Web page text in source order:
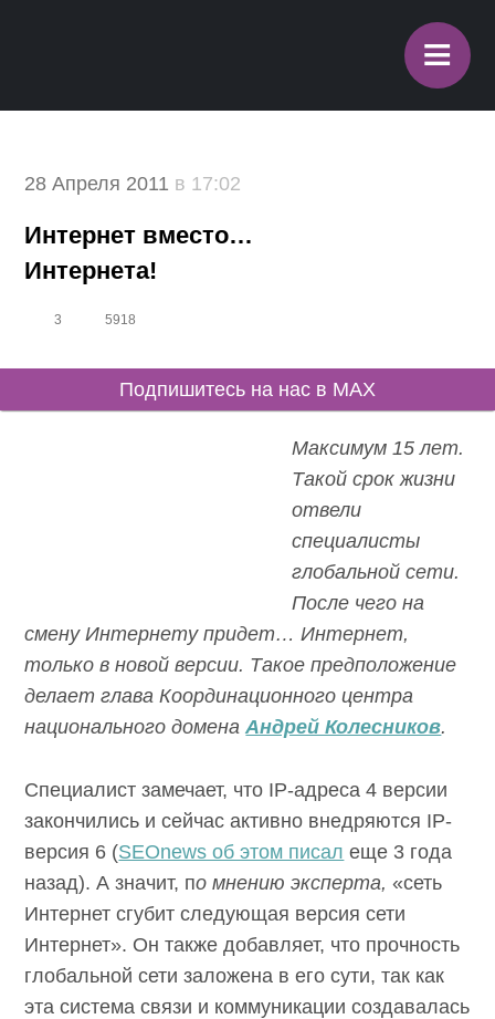
≡
28 Апреля 2011 в 17:02
Интернет вместо…
Интернета!
3 5918
Подпишитесь на нас в MAX
Максимум 15 лет.
Такой срок жизни
отвели
специалисты
глобальной сети.
После чего на
смену Интернету придет… Интернет,
только в новой версии. Такое предположение
делает глава Координационного центра
национального доменаАндрей Колесников.
Специалист замечает, что IP-адреса 4 версии
закончились и сейчас активно внедряются IP-
версия 6 (SEOnews об этом писал еще 3 года
назад). А значит, по мнению эксперта,«сеть
Интернет сгубит следующая версия сети
Интернет». Он также добавляет, что прочность
глобальной сети заложена в его сути, так как
эта система связи и коммуникации создавалась